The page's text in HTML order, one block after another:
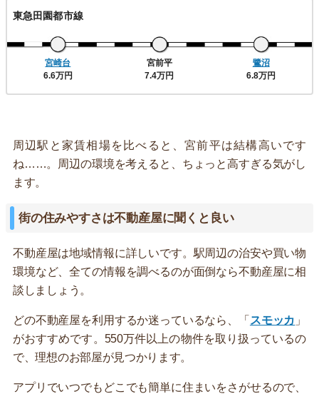
東急田園都市線
宮崎台
6.6万円
宮前平
7.4万円
鷺沼
6.8万円
周辺駅と家賃相場を比べると、宮前平は結構高いです
ね……。周辺の環境を考えると、ちょっと高すぎる気がし
ます。
街の住みやすさは不動産屋に聞くと良い
不動産屋は地域情報に詳しいです。駅周辺の治安や買い物
環境など、全ての情報を調べるのが面倒なら不動産屋に相
談しましょう。
どの不動産屋を利用するか迷っているなら、「 スモッカ 」
がおすすめです。550万件以上の物件を取り扱っているの
で、理想のお部屋が見つかります。
アプリでいつでもどこでも簡単に住まいをさがせるので、